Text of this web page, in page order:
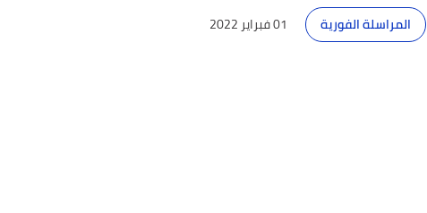
المراسلة الفورية 01 فبراير 2022